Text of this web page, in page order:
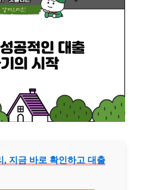
, 지금 바로 확인하고 대출